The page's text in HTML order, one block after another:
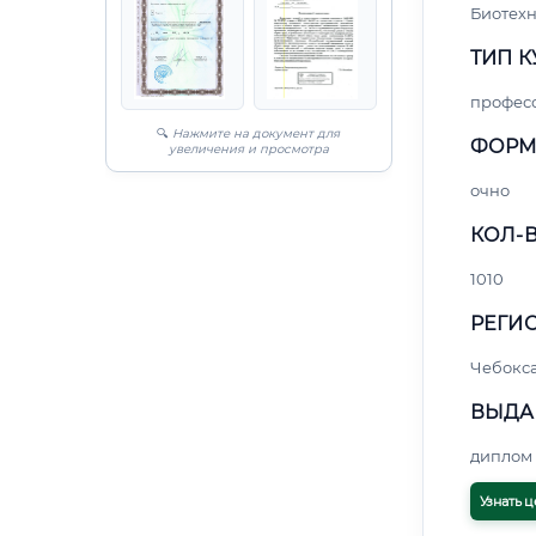
🔍 Нажмите на документ для
увеличения и просмотра
ТИП
очно
КОЛ-
1010
диплом
Узнать